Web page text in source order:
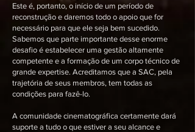
Este é, portanto, o início de um período de
reconstrução e daremos todo o apoio que for
necessário para que ele seja bem sucedido.
Sabemos que parte importante desse enorme
desafio é estabelecer uma gestão altamente
competente e a formação de um corpo técnico de
grande expertise. Acreditamos que a SAC, pela
trajetória de seus membros, tem todas as
condições para fazê-lo.
A comunidade cinematográfica certamente dará
suporte a tudo o que estiver a seu alcance e